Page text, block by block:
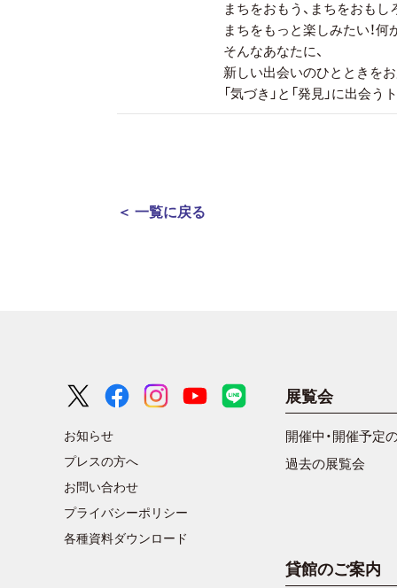
まちをおもう、まちをおもし
まちをもっと楽しみたい！何
そんなあなたに、
新しい出会いのひとときをお
「気づき」と「発見」に出会
＜ 一覧に戻る
お知らせ
プレスの方へ
お問い合わせ
プライバシーポリシー
各種資料ダウンロード
展覧会
開催中・開催予定
過去の展覧会
貸館のご案内